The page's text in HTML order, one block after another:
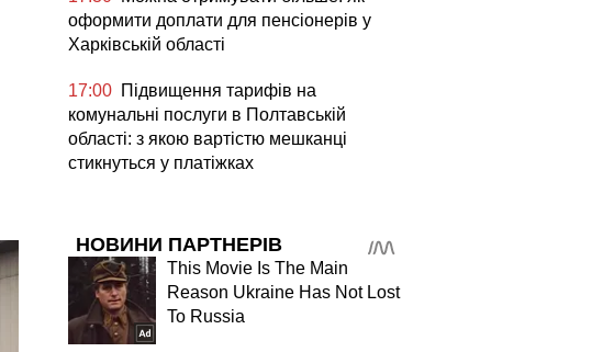
оформити доплати для пенсіонерів у
Харківській області
17:00 Підвищення тарифів на
комунальні послуги в Полтавській
області: з якою вартістю мешканці
стикнуться у платіжках
НОВИНИ ПАРТНЕРІВ
This Movie Is The Main
Reason Ukraine Has Not Lost
To Russia